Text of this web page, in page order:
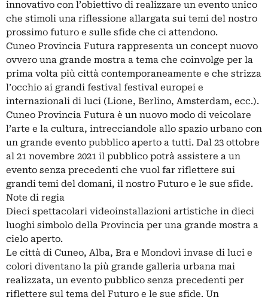
innovativo con l’obiettivo di realizzare un evento unico
che stimoli una riflessione allargata sui temi del nostro
prossimo futuro e sulle sfide che ci attendono.
Cuneo Provincia Futura rappresenta un concept nuovo
ovvero una grande mostra a tema che coinvolge per la
prima volta più città contemporaneamente e che strizza
l’occhio ai grandi festival festival europei e
internazionali di luci (Lione, Berlino, Amsterdam, ecc.).
Cuneo Provincia Futura è un nuovo modo di veicolare
l’arte e la cultura, intrecciandole allo spazio urbano con
un grande evento pubblico aperto a tutti. Dal 23 ottobre
al 21 novembre 2021 il pubblico potrà assistere a un
evento senza precedenti che vuol far riflettere sui
grandi temi del domani, il nostro Futuro e le sue sfide.
Note di regia
Dieci spettacolari videoinstallazioni artistiche in dieci
luoghi simbolo della Provincia per una grande mostra a
cielo aperto.
Le città di Cuneo, Alba, Bra e Mondovì invase di luci e
colori diventano la più grande galleria urbana mai
realizzata, un evento pubblico senza precedenti per
riflettere sul tema del Futuro e le sue sfide. Un